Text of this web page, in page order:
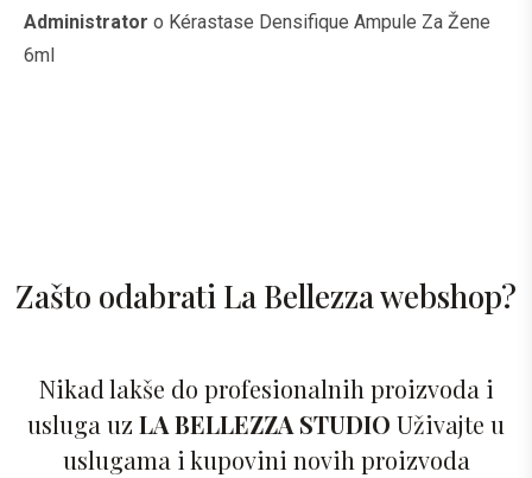
Administrator o Kérastase Densifique Ampule Za Žene
6ml
Zašto odabrati La Bellezza webshop?
Nikad lakše do profesionalnih proizvoda i
usluga uz LA BELLEZZA STUDIO Uživajte u
uslugama i kupovini novih proizvoda